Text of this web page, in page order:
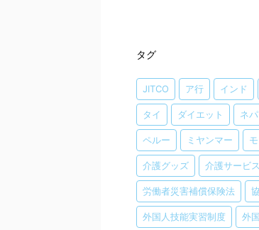
タグ
JITCO ア行 インド
タイ ダイエット ネ
ペルー ミヤンマー
介護グッズ 介護サービス
労働者災害補償保険法
外国人技能実習制度 外